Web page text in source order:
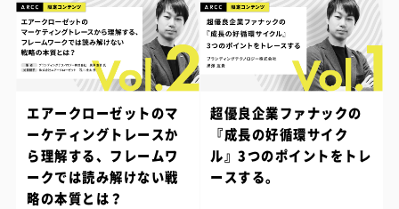
エアークローゼットのマ
ーケティングトレースか
ら理解する、フレームワ
ークでは読み解けない戦
略の本質とは？
超優良企業ファナックの
『成長の好循環サイク
ル』3つのポイントをトレ
ースする。